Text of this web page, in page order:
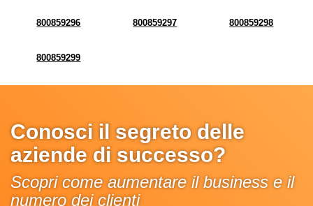
800859296 800859297 800859298
800859299
Conosci il segreto delle
aziende di successo?
Scopri come aumentare il business e il
numero dei clienti